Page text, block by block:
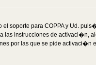
soporte para COPPA y Ud.
instrucciones de activaci�n,
por las que se pide